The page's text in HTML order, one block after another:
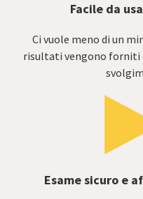
Facile da
Ci vuole meno di un
risultati vengono forniti
Esame sicuro e